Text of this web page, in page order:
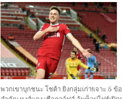
พวกเขาบุกชนะ โชต้า ยิงกลุ่มเก่า!เจาะ 5 ข้